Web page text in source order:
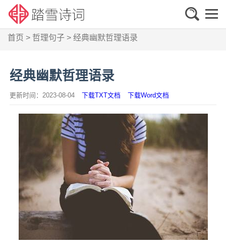
首页 > 哲理句子 > 经典幽默哲理语录
经典幽默哲理语录
更新时间：2023-08-04 下载TXT文档 下载Word文档